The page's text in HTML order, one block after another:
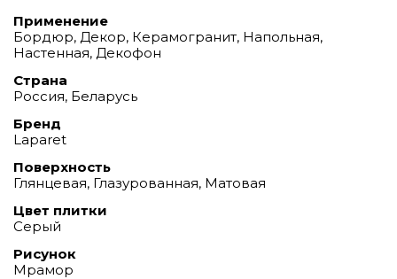
Применение
Бордюр, Декор, Керамогранит, Напольная,
Настенная, Декофон
Страна
Россия, Беларусь
Бренд
Laparet
Поверхность
Глянцевая, Глазурованная, Матовая
Цвет плитки
Серый
Рисунок
Мрамор